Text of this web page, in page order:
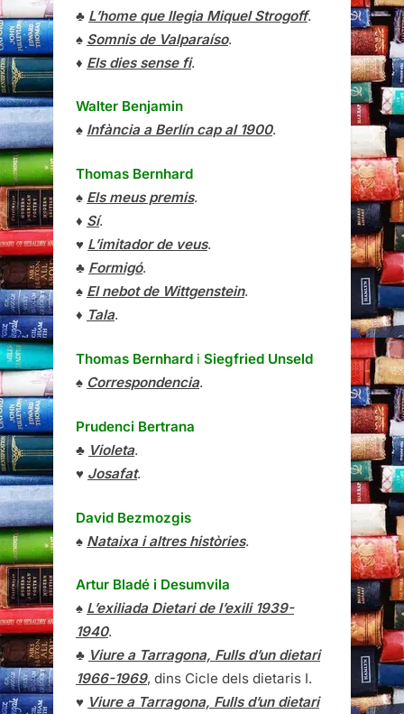
♣ L’home que llegia Miquel Strogoff.
♠ Somnis de Valparaíso.
♦ Els dies sense fi.
Walter Benjamin
♠ Infància a Berlín cap al 1900.
Thomas Bernhard
♠ Els meus premis.
♦ Sí.
♥ L’imitador de veus.
♣ Formigó.
♠ El nebot de Wittgenstein.
♦ Tala.
Thomas Bernhard i Siegfried Unseld
♠ Correspondencia.
Prudenci Bertrana
♣ Violeta.
♥ Josafat.
David Bezmozgis
♠ Nataixa i altres històries.
Artur Bladé i Desumvila
♠ L’exiliada Dietari de l’exili 1939-
1940.
♣ Viure a Tarragona, Fulls d’un dietari
1966-1969, dins Cicle dels dietaris I.
♥ Viure a Tarragona, Fulls d’un dietari